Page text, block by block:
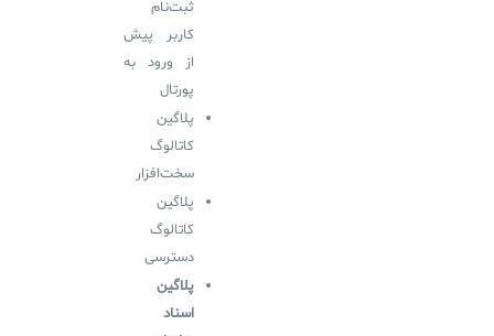
ثبت‌نام
کاربر پیش
از ورود به
پورتال
پلاگین
کاتالوگ
سخت‌افزار
پلاگین
کاتالوگ
دسترسی
پلاگین
اسناد